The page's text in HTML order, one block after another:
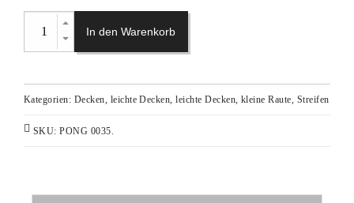
In den Warenkorb
Kategorien: Decken, leichte Decken,leichte Decken, kleine Raute, Streifen
SKU:PONG 0035.